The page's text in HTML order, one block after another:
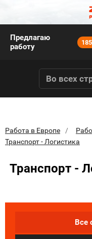
Предлагаю
работу
Во всех
Работа в Европе
Транспорт - Логистика
Транспорт -
Все